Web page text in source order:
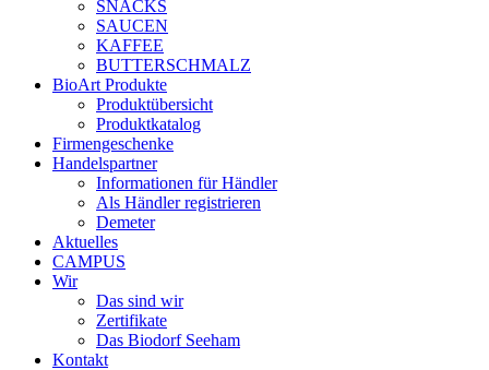
SNACKS
SAUCEN
KAFFEE
BUTTERSCHMALZ
BioArt Produkte
Produktübersicht
Produktkatalog
Firmengeschenke
Handelspartner
Informationen für Händler
Als Händler registrieren
Demeter
Aktuelles
CAMPUS
Wir
Das sind wir
Zertifikate
Das Biodorf Seeham
Kontakt